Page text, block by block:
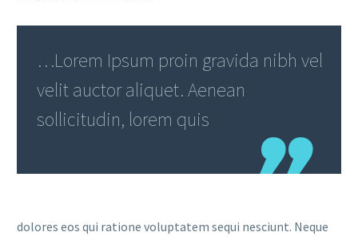
…Lorem Ipsum proin gravida nibh vel
velit auctor aliquet. Aenean
sollicitudin, lorem quis
dolores eos qui ratione voluptatem sequi nesciunt. Neque